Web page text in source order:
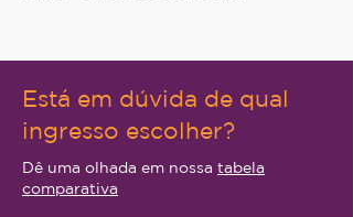
Está em dúvida de qual
ingresso escolher?
Dê uma olhada em nossa tabela
comparativa